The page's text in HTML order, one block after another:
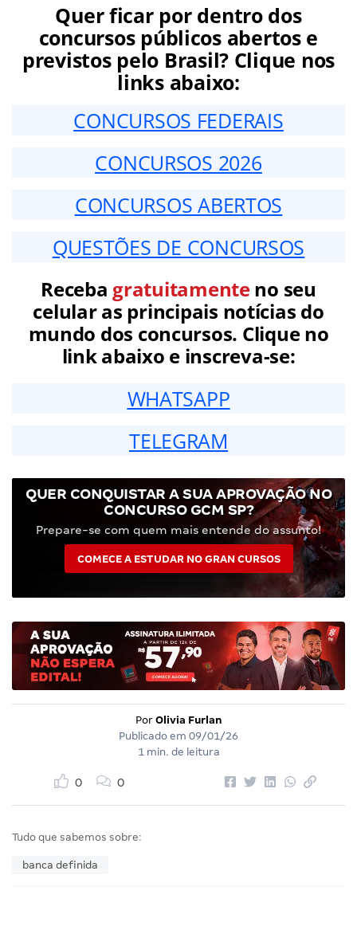
Quer ficar por dentro dos
concursos públicos abertos e
previstos pelo Brasil? Clique nos
links abaixo:
CONCURSOS FEDERAIS
CONCURSOS 2026
CONCURSOS ABERTOS
QUESTÕES DE CONCURSOS
Receba gratuitamenteno seu
celular as principais notícias do
mundo dos concursos. Clique no
link abaixo e inscreva-se:
WHATSAPP
TELEGRAM
QUER CONQUISTAR A SUA APROVAÇÃO NO
CONCURSO GCM SP?
Prepare-se com quem mais entende do assunto!
COMECE A ESTUDAR NO GRAN CURSOS
Por Olivia Furlan
Publicado em 09/01/26
1 min. de leitura
0 0
Tudo que sabemos sobre:
banca definida